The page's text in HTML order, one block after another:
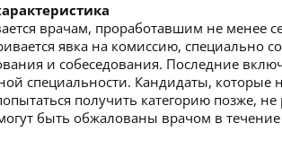
врачам, проработавшим не менее
явка на комиссию, специально
и собеседования. Последние
специальности. Кандидаты, которые
получить категорию позже,
быть обжалованы врачом в